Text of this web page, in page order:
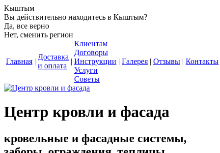
Кыштым
Вы действительно находитесь в Кыштым?
Да, все верно
Нет, сменить регион
Главная |
Доставка
и оплата
|
Клиентам
Договоры
Инструкции
Услуги
Советы
| Галерея | Отзывы | Контакты
Центр кровли и фасада
кровельные и фасадные системы,